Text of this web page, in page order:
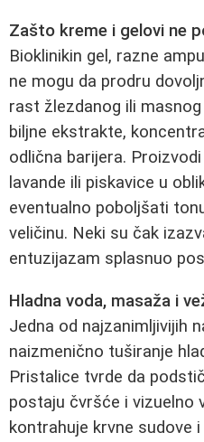
Zašto kreme i gelovi ne
Bioklinikin gel, razne
ne mogu da prodru
rast žlezdanog ili
biljne ekstrakte,
odlična barijera.
lavande ili piskavice u
eventualno poboljšati
veličinu. Neki su čak
entuzijazam splasnuo
Hladna voda, masaža i
Jedna od najzanimljivijih
naizmenično tuširanje
Pristalice tvrde da
postaju čvršće i vizuelno
kontrahuje krvne sudove